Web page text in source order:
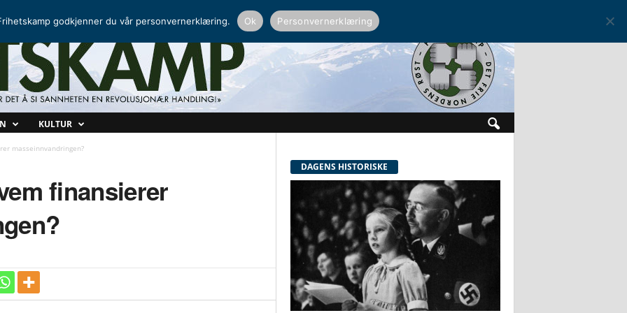
KULTUR
masseinnvandringen?
finansierer
DAGENS HISTORISKE
godkjenner du vår personvernerklæring. Ok Personvernerklæring